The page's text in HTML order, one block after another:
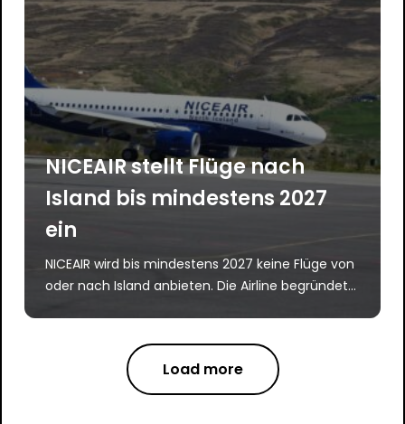
NICEAIR stellt Flüge nach
Island bis mindestens 2027
ein
NICEAIR wird bis mindestens 2027 keine Flüge von
oder nach Island anbieten. Die Airline begründet...
Load more